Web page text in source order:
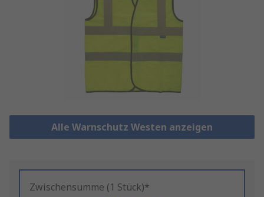
Alle Warnschutz Westen anzeigen
Zwischensumme (1 Stück)*